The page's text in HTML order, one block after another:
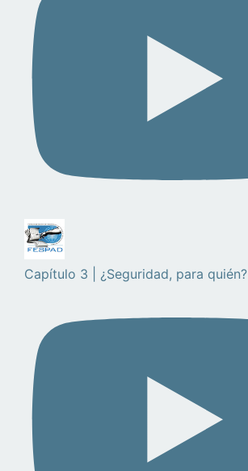
Capítulo 3 | ¿Seguridad, para quién?